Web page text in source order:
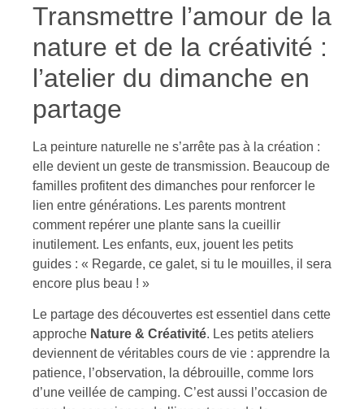
Transmettre l’amour de la
nature et de la créativité :
l’atelier du dimanche en
partage
La peinture naturelle ne s’arrête pas à la création :
elle devient un geste de transmission. Beaucoup de
familles profitent des dimanches pour renforcer le
lien entre générations. Les parents montrent
comment repérer une plante sans la cueillir
inutilement. Les enfants, eux, jouent les petits
guides : « Regarde, ce galet, si tu le mouilles, il sera
encore plus beau ! »
Le partage des découvertes est essentiel dans cette
approche Nature & Créativité. Les petits ateliers
deviennent de véritables cours de vie : apprendre la
patience, l’observation, la débrouille, comme lors
d’une veillée de camping. C’est aussi l’occasion de